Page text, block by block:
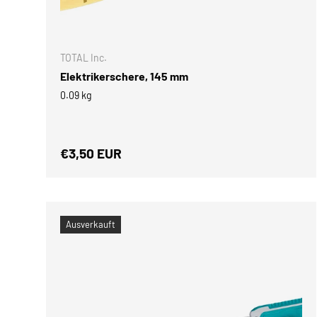
TOTAL Inc.
Elektrikerschere, 145 mm
0.09 kg
Normaler Preis
€3,50 EUR
IN DEN
Ausverkauft